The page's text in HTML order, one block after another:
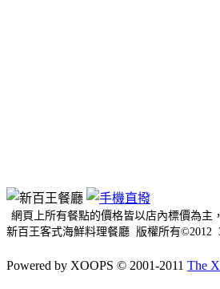
網頁上所有餐點的價格皆以店內標價為主
新百王客式海鮮料理餐廳 版權所有©2012
Powered by XOOPS © 2001-2011 The